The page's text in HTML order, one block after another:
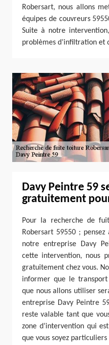
Robersart, nous allons
équipes de couvreurs
Suite à notre
problèmes d’infiltration et
Davy Peintre 59
gratuitement
Pour la recherche de
Robersart 59550 ;
notre entreprise Davy
cette intervention, nous
gratuitement chez vous.
informer que le
que nous allons utiliser
entreprise Davy Peintre
reste valable tant que
zone d’intervention qui
que vous soyez